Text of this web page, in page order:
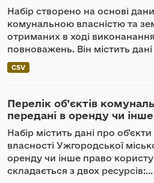
Набір створено на основі
комунальною власністю та
отриманих в ході
повноважень. Він містить дані
CSV
Перелік об’єктів
передані в оренду чи
Набір містить дані про
власності Ужгородської
оренду чи інше право
складається з двох ресурсів:...